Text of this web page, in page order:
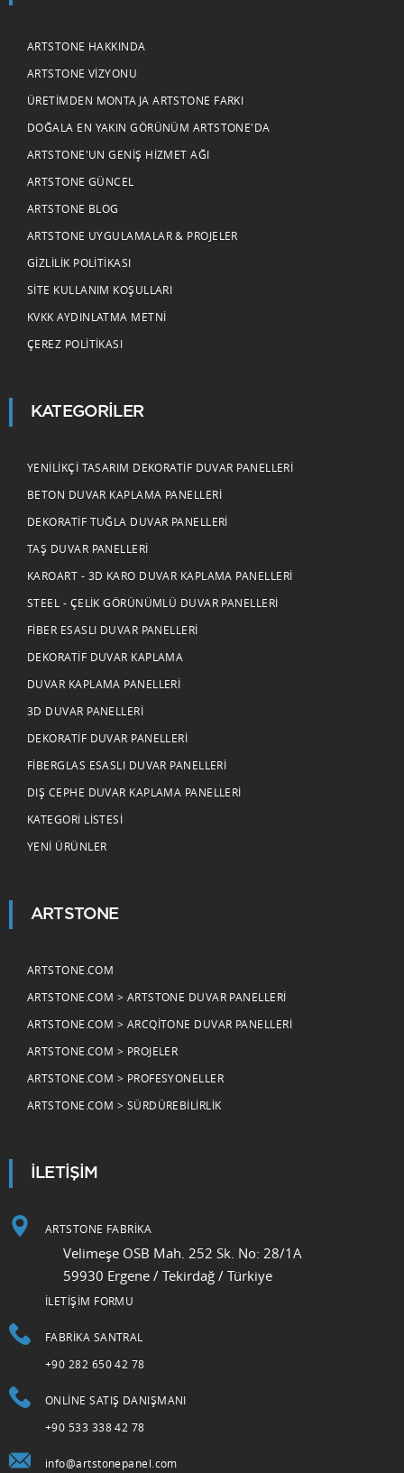
ARTSTONE HAKKINDA
ARTSTONE VIZYONU
ÜRETIMDEN MONTAJA ARTSTONE FARKI
DOĞALA EN YAKIN GÖRÜNÜM ARTSTONE'DA
ARTSTONE'UN GENIŞ HIZMET AĞI
ARTSTONE GÜNCEL
ARTSTONE BLOG
ARTSTONE UYGULAMALAR & PROJELER
GIZLILIK POLITIKASI
SITE KULLANIM KOŞULLARI
KVKK AYDINLATMA METNI
ÇEREZ POLITIKASI
KATEGORILER
YENILIKÇI TASARIM DEKORATIF DUVAR PANELLERI
BETON DUVAR KAPLAMA PANELLERI
DEKORATIF TUĞLA DUVAR PANELLERI
TAŞ DUVAR PANELLERI
KAROART - 3D KARO DUVAR KAPLAMA PANELLERI
STEEL - ÇELIK GÖRÜNÜMLÜ DUVAR PANELLERI
FIBER ESASLI DUVAR PANELLERI
DEKORATIF DUVAR KAPLAMA
DUVAR KAPLAMA PANELLERI
3D DUVAR PANELLERI
DEKORATIF DUVAR PANELLERI
FIBERGLAS ESASLI DUVAR PANELLERI
DIŞ CEPHE DUVAR KAPLAMA PANELLERI
KATEGORI LISTESI
YENI ÜRÜNLER
ARTSTONE
ARTSTONE.COM
ARTSTONE.COM > ARTSTONE DUVAR PANELLERI
ARTSTONE.COM > ARCQITONE DUVAR PANELLERI
ARTSTONE.COM > PROJELER
ARTSTONE.COM > PROFESYONELLER
ARTSTONE.COM > SÜRDÜREBILIRLIK
İLETİŞİM
ARTSTONE FABRİKA
Velimeşe OSB Mah. 252 Sk. No: 28/1A
59930 Ergene / Tekirdağ / Türkiye
İLETİŞİM FORMU
FABRIKA SANTRAL
+90 282 650 42 78
ONLINE SATIŞ DANIŞMANI
+90 533 338 42 78
info@artstonepanel.com